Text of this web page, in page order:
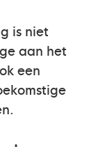
is niet
aan het
een